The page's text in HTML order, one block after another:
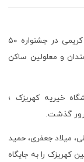
شبی خاطره انگیز با هنرنمایی گروه موسیقی پیام کریمی در جشنواره ۵۰
و معلولین ساکن
آسایشگاه خیریه کهریزک ؛
گذشت.
میلاد جعفری، حمید
کهریزک را به جایگاه